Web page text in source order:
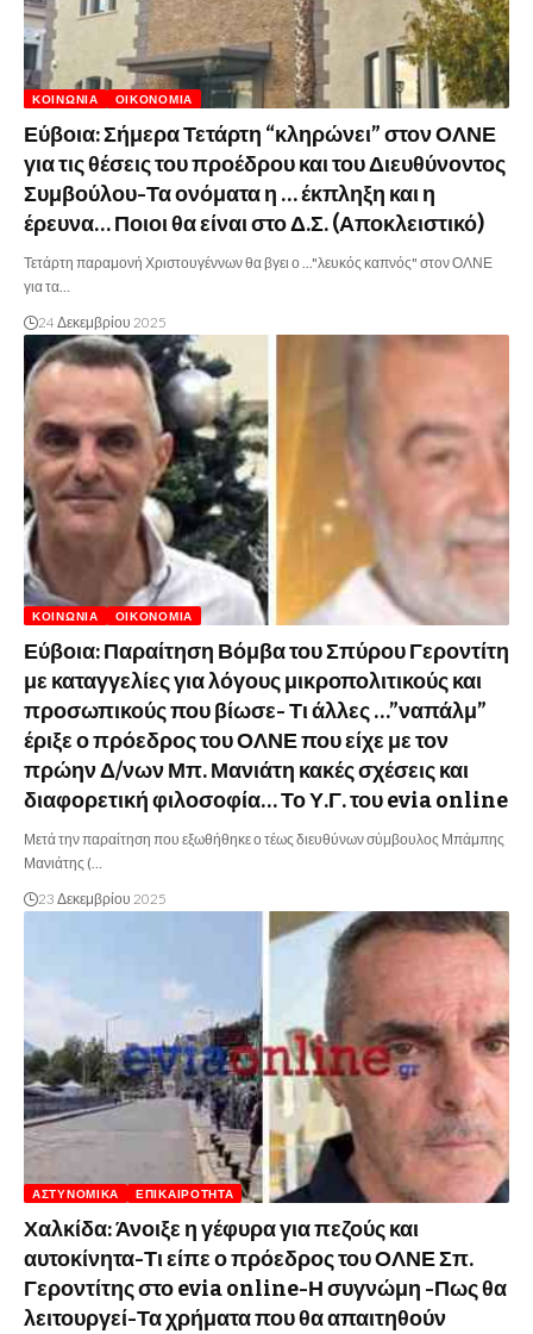
ΚΟΙΝΩΝΊΑ ΟΙΚΟΝΟΜΊΑ
Εύβοια: Σήμερα Τετάρτη “κληρώνει” στον ΟΛΝΕ
για τις θέσεις του προέδρου και του Διευθύνοντος
Συμβούλου-Τα ονόματα η … έκπληξη και η
έρευνα… Ποιοι θα είναι στο Δ.Σ. (Αποκλειστικό)
Τετάρτη παραμονή Χριστουγέννων θα βγει ο ..."λευκός καπνός" στον ΟΛΝΕ
για τα…
24 Δεκεμβρίου 2025
ΚΟΙΝΩΝΊΑ ΟΙΚΟΝΟΜΊΑ
Εύβοια: Παραίτηση Βόμβα του Σπύρου Γεροντίτη
με καταγγελίες για λόγους μικροπολιτικούς και
προσωπικούς που βίωσε- Τι άλλες …”ναπάλμ”
έριξε ο πρόεδρος του ΟΛΝΕ που είχε με τον
πρώην Δ/νων Μπ. Μανιάτη κακές σχέσεις και
διαφορετική φιλοσοφία… Το Υ.Γ. του evia online
Μετά την παραίτηση που εξωθήθηκε ο τέως διευθύνων σύμβουλος Μπάμπης
Μανιάτης (…
23 Δεκεμβρίου 2025
ΑΣΤΥΝΟΜΙΚΆ ΕΠΙΚΑΙΡΌΤΗΤΑ
Χαλκίδα: Άνοιξε η γέφυρα για πεζούς και
αυτοκίνητα-Τι είπε ο πρόεδρος του ΟΛΝΕ Σπ.
Γεροντίτης στο evia online-Η συγνώμη -Πως θα
λειτουργεί-Τα χρήματα που θα απαιτηθούν